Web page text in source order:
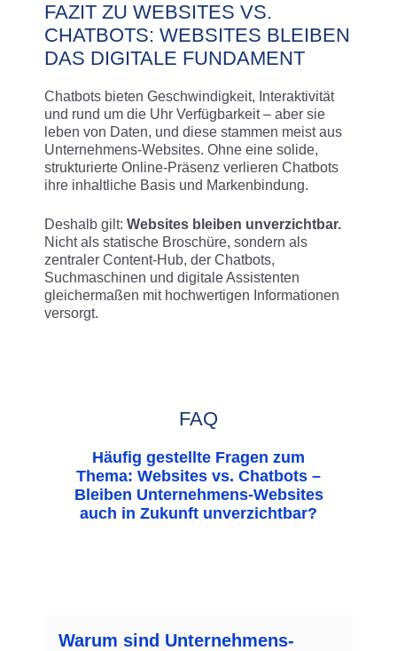
FAZIT ZU WEBSITES VS.
CHATBOTS: WEBSITES BLEIBEN
DAS DIGITALE FUNDAMENT
Chatbots bieten Geschwindigkeit, Interaktivität
und rund um die Uhr Verfügbarkeit – aber sie
leben von Daten, und diese stammen meist aus
Unternehmens-Websites. Ohne eine solide,
strukturierte Online-Präsenz verlieren Chatbots
ihre inhaltliche Basis und Markenbindung.
Deshalb gilt: Websites bleiben unverzichtbar.
Nicht als statische Broschüre, sondern als
zentraler Content-Hub, der Chatbots,
Suchmaschinen und digitale Assistenten
gleichermaßen mit hochwertigen Informationen
versorgt.
FAQ
Häufig gestellte Fragen zum
Thema: Websites vs. Chatbots –
Bleiben Unternehmens-Websites
auch in Zukunft unverzichtbar?
Warum sind Unternehmens-